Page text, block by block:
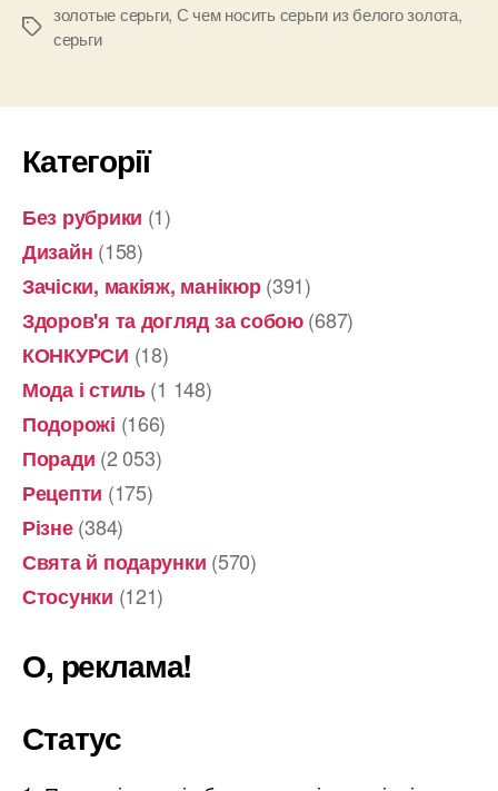
серьги
золота”
Позначки
золотые серьги, С чем носить серьги из белого золота,
серьги
Категорії
Без рубрики (1)
Дизайн (158)
Зачіски, макіяж, манікюр(391)
Здоров'я та догляд за собою(687)
КОНКУРСИ (18)
Мода і стиль(1 148)
Подорожі (166)
Поради (2 053)
Рецепти (175)
Різне(384)
Свята й подарунки (570)
Стосунки (121)
О, реклама!
Статус